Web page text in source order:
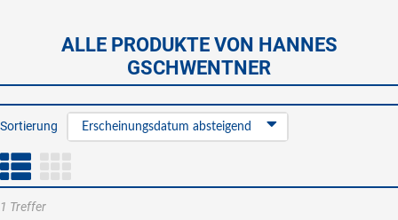
ALLE PRODUKTE VON HANNES
GSCHWENTNER
Sortierung Erscheinungsdatum absteigend
1 Treffer